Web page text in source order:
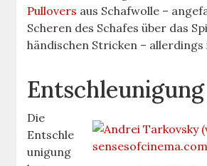
Pullovers aus Schafwolle –
Scheren des Schafes über das
händischen Stricken –
Entschleunigung
Die
Entschle
unigung